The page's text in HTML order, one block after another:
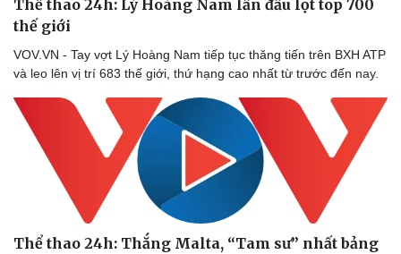
eSports
Hậu trường
Thể thao 24h: Lý Hoàng Nam lần đầu lọt top 700
thế giới
VOV.VN - Tay vợt Lý Hoàng Nam tiếp tục thăng tiến trên BXH ATP
và leo lên vị trí 683 thế giới, thứ hạng cao nhất từ trước đến nay.
Thể thao 24h: Thắng Malta, “Tam sư” nhất bảng